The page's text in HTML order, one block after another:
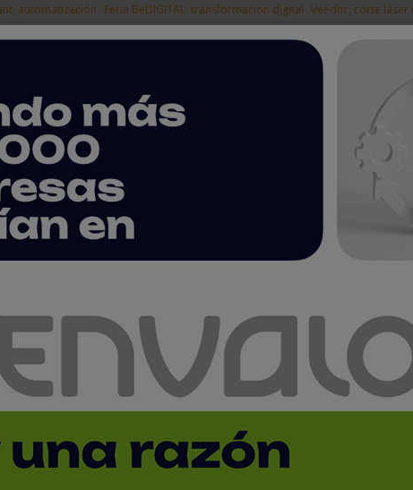
automatización Feria BeDIGITAL: transformación digital Veedor, corte láser
|
NOTICIAS PRODUCTOS EMPRESAS
MIG/MAG
para soldadura